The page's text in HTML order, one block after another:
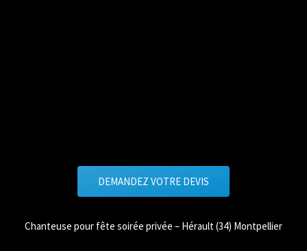
DEMANDEZ VOTRE DEVIS
Chanteuse pour fête soirée privée – Hérault (34) Montpellier